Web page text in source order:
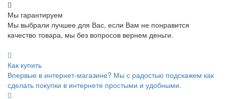
Мы гарантируем
Мы выбрали лучшее для Вас, если Вам не понравится
качество товара, мы без вопросов вернем деньги.
Как купить
Впервые в интернет-магазине? Мы с радостью подскажем как
сделать покупки в интернете простыми и удобными.